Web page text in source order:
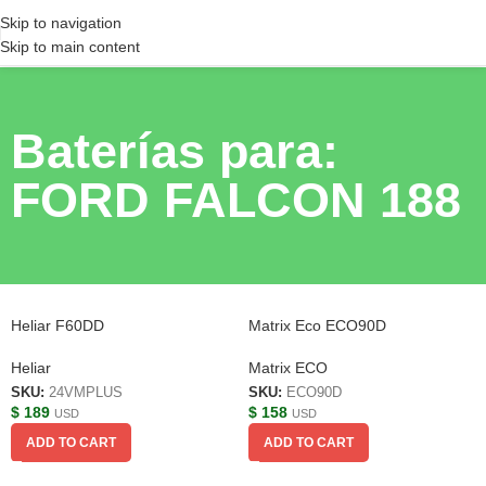
Skip to navigation
Skip to main content
Baterías para:
FORD FALCON 188
Heliar F60DD
Heliar
SKU: 24VMPLUS
$ 189 USD
ADD TO CART
Matrix Eco ECO90D
Matrix ECO
SKU: ECO90D
$ 158 USD
ADD TO CART